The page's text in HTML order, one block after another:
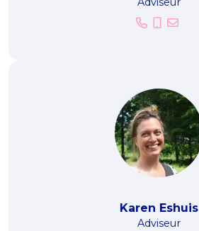
Karen Eshuis
Adviseur